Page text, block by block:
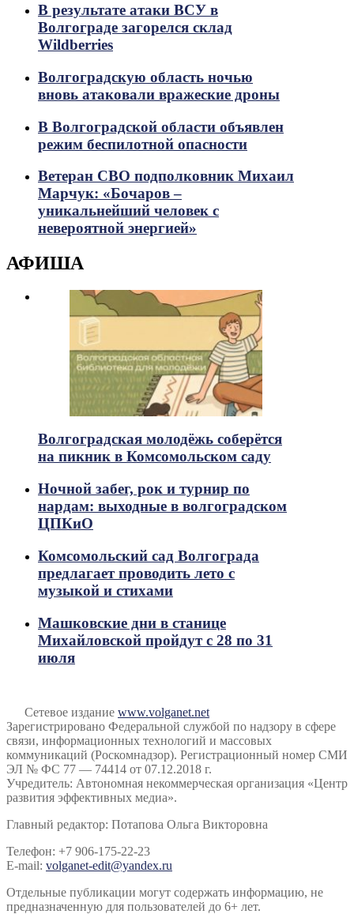
В результате атаки ВСУ в
Волгограде загорелся склад
Wildberries
Волгоградскую область ночью
вновь атаковали вражеские дроны
В Волгоградской области объявлен
режим беспилотной опасности
Ветеран СВО подполковник Михаил
Марчук: «Бочаров –
уникальнейший человек с
невероятной энергией»
АФИША
Волгоградская молодёжь соберётся
на пикник в Комсомольском саду
Ночной забег, рок и турнир по
нардам: выходные в волгоградском
ЦПКиО
Комсомольский сад Волгограда
предлагает проводить лето с
музыкой и стихами
Машковские дни в станице
Михайловской пройдут с 28 по 31
июля
Сетевое издание www.volganet.net
Зарегистрировано Федеральной службой по надзору в сфере
связи, информационных технологий и массовых
коммуникаций (Роскомнадзор). Регистрационный номер СМИ
ЭЛ № ФС 77 — 74414 от 07.12.2018 г.
Учредитель: Автономная некоммерческая организация «Центр
развития эффективных медиа».
Главный редактор: Потапова Ольга Викторовна
Телефон: +7 906-175-22-23
E-mail: volganet-edit@yandex.ru
Отдельные публикации могут содержать информацию, не
предназначенную для пользователей до 6+ лет.